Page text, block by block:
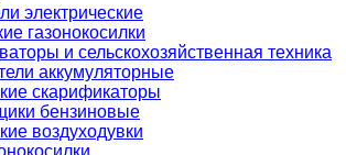
электрические
газонокосилки
и сельскохозяйственная техника
аккумуляторные
скарификаторы
бензиновые
воздуходувки